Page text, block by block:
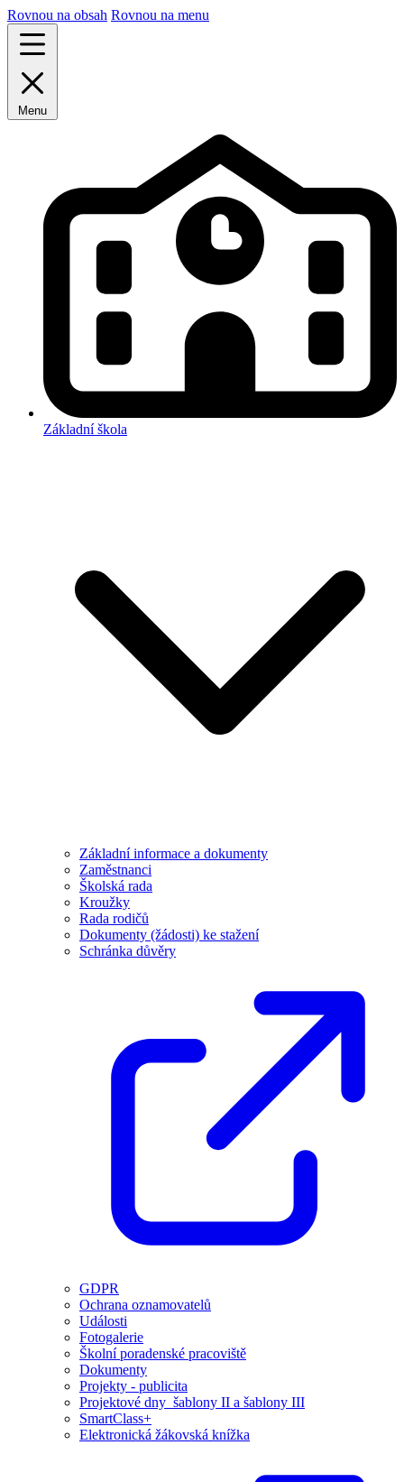
Rovnou na obsah Rovnou na menu
Menu
Základní škola
Základní informace a dokumenty
Zaměstnanci
Školská rada
Kroužky
Rada rodičů
Dokumenty (žádosti) ke stažení
Schránka důvěry
GDPR
Ochrana oznamovatelů
Události
Fotogalerie
Školní poradenské pracoviště
Dokumenty
Projekty - publicita
Projektové dny_šablony II a šablony III
SmartClass+
Elektronická žákovská knížka